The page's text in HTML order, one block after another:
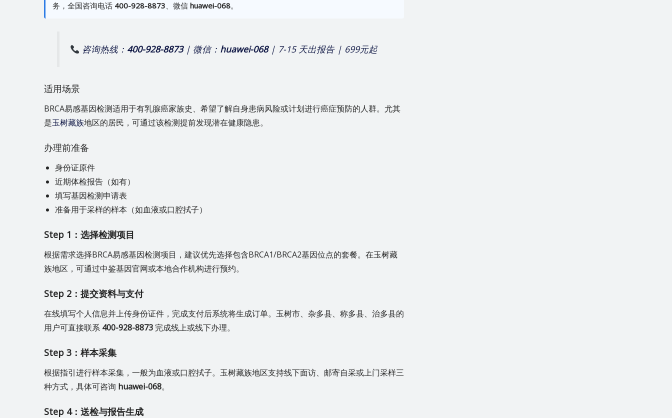
务，全国咨询电话 400-928-8873、微信 huawei-068。
咨询热线： 400-928-8873| 微信： huawei-068| 7-15 天出报告 | 699元起
适用场景
BRCA易感基因检测适用于有乳腺癌家族史、希望了解自身患病风险或计划进行癌症预防的人群。尤其
是玉树藏族地区的居民，可通过该检测提前发现潜在健康隐患。
办理前准备
身份证原件
近期体检报告（如有）
填写基因检测申请表
准备用于采样的样本（如血液或口腔拭子）
Step 1：选择检测项目
根据需求选择BRCA易感基因检测项目，建议优先选择包含BRCA1/BRCA2基因位点的套餐。在玉树藏
族地区，可通过中鉴基因官网或本地合作机构进行预约。
Step 2：提交资料与支付
在线填写个人信息并上传身份证件，完成支付后系统将生成订单。玉树市、杂多县、称多县、治多县的
用户可直接联系 400-928-8873 完成线上或线下办理。
Step 3：样本采集
根据指引进行样本采集，一般为血液或口腔拭子。玉树藏族地区支持线下面访、邮寄自采或上门采样三
种方式，具体可咨询 huawei-068。
Step 4：送检与报告生成